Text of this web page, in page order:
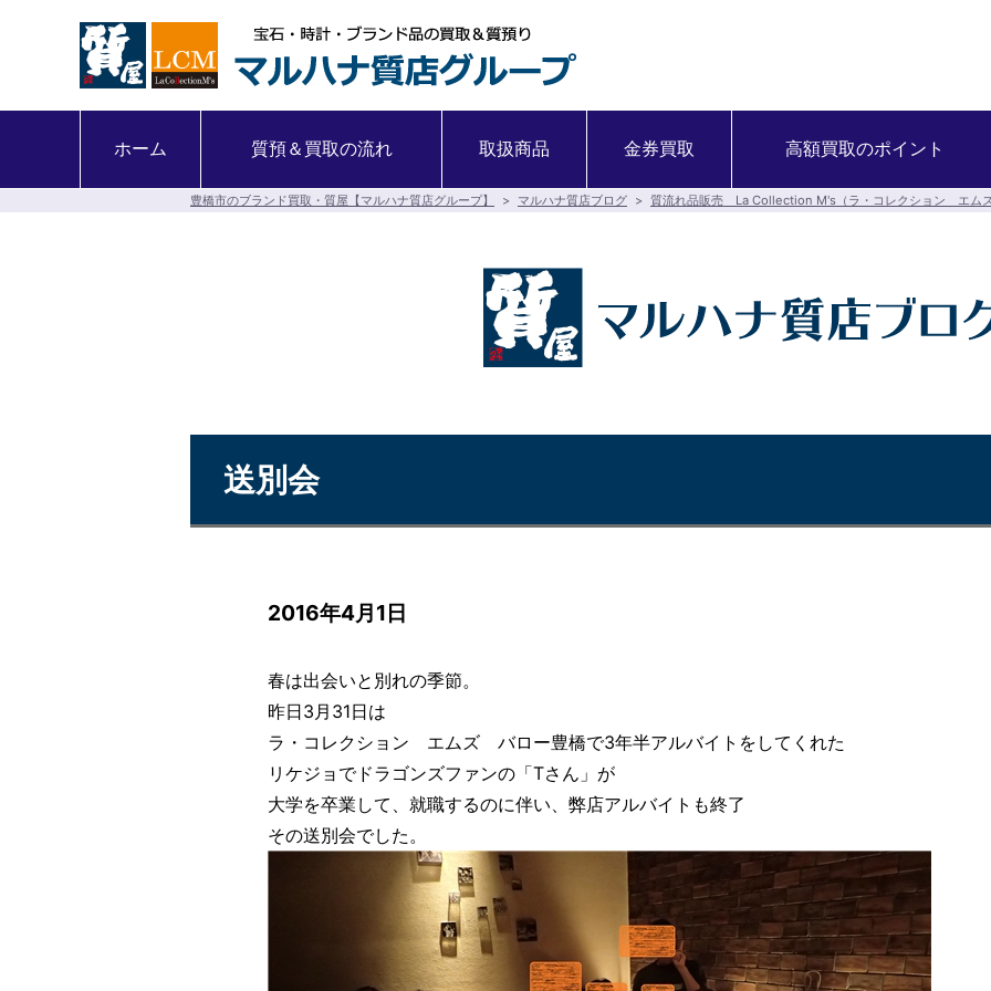
ホーム 質預＆買取の流れ 取扱商品 金券買取 高額買取のポイント
豊橋市のブランド買取・質屋【マルハナ質店グループ】 > マルハナ質店ブログ > 質流れ品販売 La Collection M's（ラ・コレクション エム
送別会
2016年4月1日
春は出会いと別れの季節。
昨日3月31日は
ラ・コレクション エムズ バロー豊橋で3年半アルバイトをしてくれた
リケジョでドラゴンズファンの「Tさん」が
大学を卒業して、就職するのに伴い、弊店アルバイトも終了
その送別会でした。